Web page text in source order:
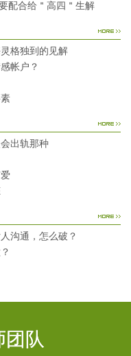
配合给＂高四＂生解
格独到的见解
帐户？
出轨那种
沟通，怎么破？
团队